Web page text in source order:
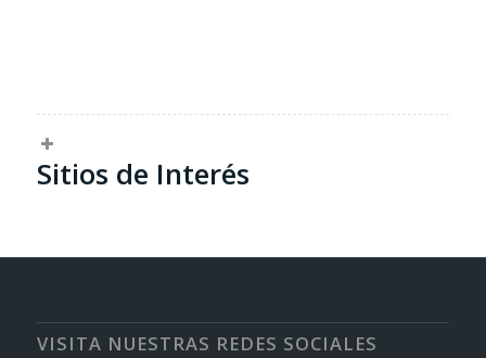
Sitios de Interés
VISITA NUESTRAS REDES SOCIALES